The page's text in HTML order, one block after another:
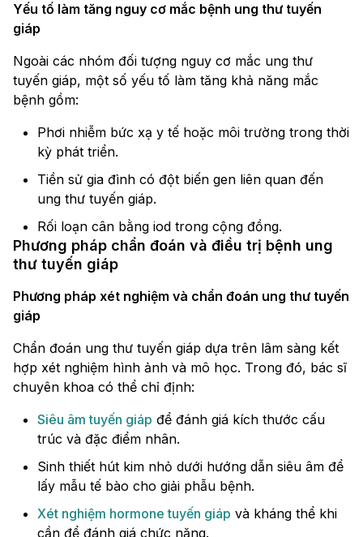
Yếu tố làm tăng nguy cơ mắc bệnh ung thư tuyến
giáp
Ngoài các nhóm đối tượng nguy cơ mắc ung thư
tuyến giáp, một số yếu tố làm tăng khả năng mắc
bệnh gồm:
Phơi nhiễm bức xạ y tế hoặc môi trường trong thời
kỳ phát triển.
Tiền sử gia đình có đột biến gen liên quan đến
ung thư tuyến giáp.
Rối loạn cân bằng iod trong cộng đồng.
Phương pháp chẩn đoán và điều trị bệnh ung
thư tuyến giáp
Phương pháp xét nghiệm và chẩn đoán ung thư tuyến
giáp
Chẩn đoán ung thư tuyến giáp dựa trên lâm sàng kết
hợp xét nghiệm hình ảnh và mô học. Trong đó, bác sĩ
chuyên khoa có thể chỉ định:
Siêu âm tuyến giáp để đánh giá kích thước cấu
trúc và đặc điểm nhân.
Sinh thiết hút kim nhỏ dưới hướng dẫn siêu âm để
lấy mẫu tế bào cho giải phẫu bệnh.
Xét nghiệm hormone tuyến giáp và kháng thể khi
cần để đánh giá chức năng.